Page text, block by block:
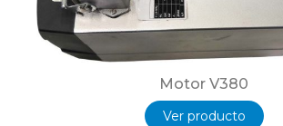
Motor V380
Ver producto